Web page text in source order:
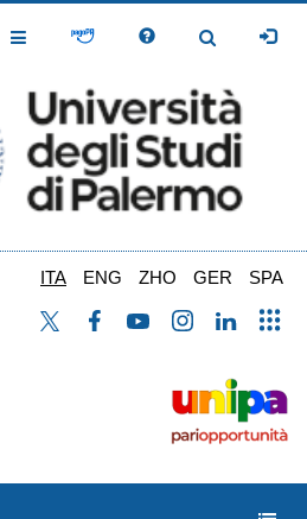
Toggle
Toggle
ITA ENG ZHO GER SPA